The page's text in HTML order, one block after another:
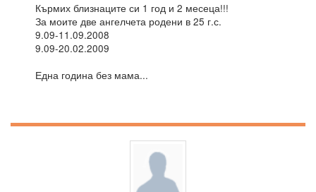
Кърмих близнаците си 1 год и 2 месеца!!!
За моите две ангелчета родени в 25 г.с.
9.09-11.09.2008
9.09-20.02.2009
Една година без мама...